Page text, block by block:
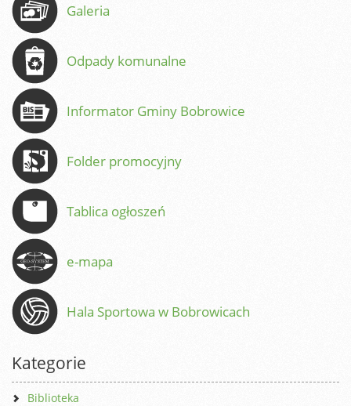
Galeria
Odpady komunalne
Informator Gminy Bobrowice
Folder promocyjny
Tablica ogłoszeń
e-mapa
Hala Sportowa w Bobrowicach
Kategorie
Biblioteka